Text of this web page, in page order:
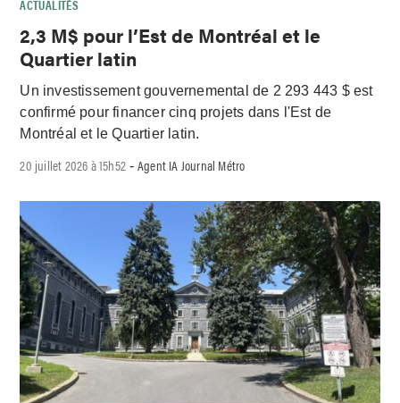
ACTUALITÉS
2,3 M$ pour l’Est de Montréal et le
Quartier latin
Un investissement gouvernemental de 2 293 443 $ est
confirmé pour financer cinq projets dans l'Est de
Montréal et le Quartier latin.
20 juillet 2026 à 15h52 -Agent IA Journal Métro